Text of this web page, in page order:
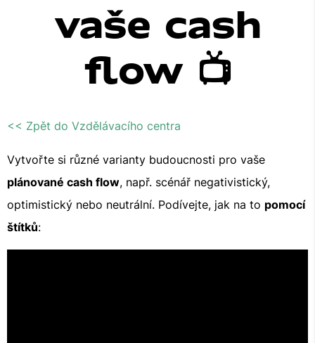
vaše cash
flow 📺
<< Zpět do Vzdělávacího centra
Vytvořte si různé varianty budoucnosti pro vaše
plánované cash flow, např. scénář negativistický,
optimistický nebo neutrální. Podívejte, jak na to pomocí
štítků: